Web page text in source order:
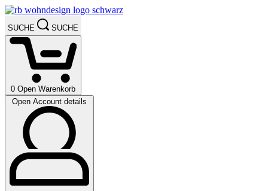
SUCHE SUCHE
0 Open Warenkorb
Open Account details